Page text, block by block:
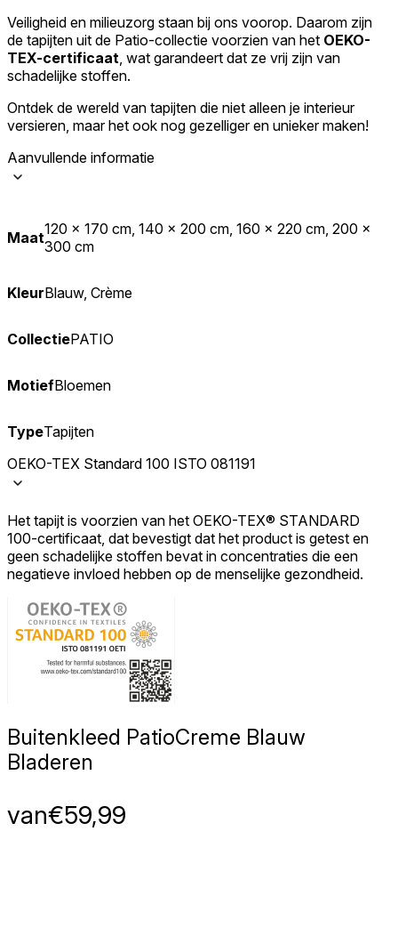
Veiligheid en milieuzorg staan bij ons voorop. Daarom zijn
de tapijten uit de Patio-collectie voorzien van het OEKO-
TEX-certificaat , wat garandeert dat ze vrij zijn van
schadelijke stoffen.
Ontdek de wereld van tapijten die niet alleen je interieur
versieren, maar het ook nog gezelliger en unieker maken!
Aanvullende informatie
Maat120 x 170 cm, 140 x 200 cm, 160 x 220 cm, 200 x
300 cm
KleurBlauw, Crème
CollectiePATIO
MotiefBloemen
TypeTapijten
OEKO-TEX Standard 100 ISTO 081191
Het tapijt is voorzien van het OEKO-TEX® STANDARD
100-certificaat, dat bevestigt dat het product is getest en
geen schadelijke stoffen bevat in concentraties die een
negatieve invloed hebben op de menselijke gezondheid.
Buitenkleed PatioCreme Blauw
Bladeren
van€59,99